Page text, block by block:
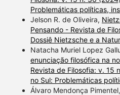
Problemáticas políticas,
Jelson R. de Oliveira,
Pensando - Revista de
Dossiê Nietzsche e a
Natacha Muriel Lopez
enunciação filosófica na
Revista de Filosofia: v. 15
no Sul: Problemáticas
Álvaro Mendonça Pimentel,